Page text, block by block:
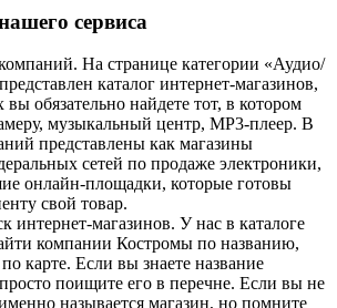
сервиса
На странице категории «Аудио/
каталог интернет-магазинов,
вы обязательно найдете тот, в котором
музыкальный центр, MP3-плеер. В
представлены как магазины
сетей по продаже электроники,
онлайн-площадки, которые готовы
свой товар.
интернет-магазинов. У нас в каталоге
компании Костромы по названию,
карте. Если вы знаете название
поищите его в перечне. Если вы не
называется магазин, но помните